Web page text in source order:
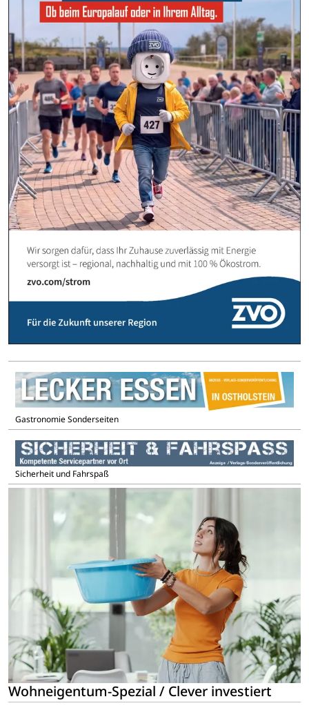
Gastronomie Sonderseiten
Sicherheit und Fahrspaß
Wohneigentum-Spezial / Clever investiert